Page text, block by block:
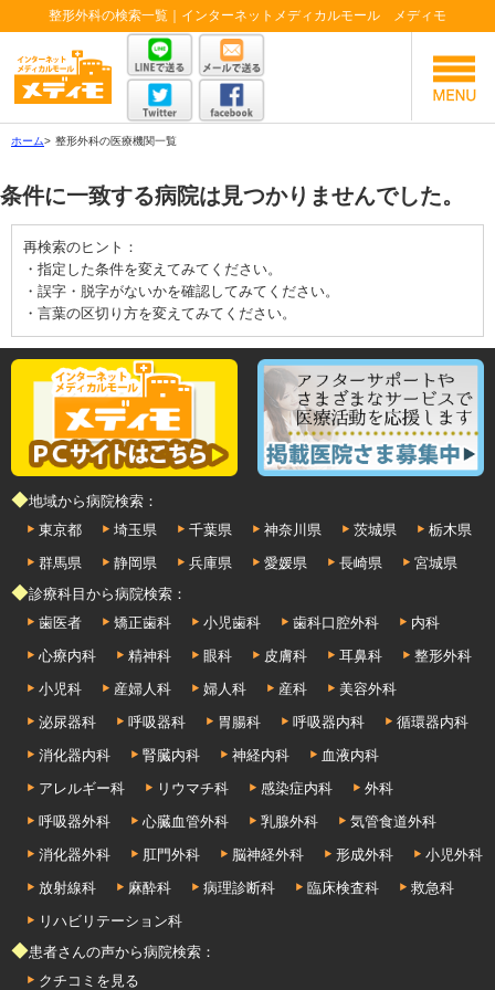
整形外科の検索一覧｜インターネットメディカルモール メディモ
ホーム> 整形外科の医療機関一覧
条件に一致する病院は見つかりませんでした。
再検索のヒント：
・指定した条件を変えてみてください。
・誤字・脱字がないかを確認してみてください。
・言葉の区切り方を変えてみてください。
◆地域から病院検索：
東京都
埼玉県 千葉県 神奈川県 茨城県
栃木県
群馬県
静岡県 兵庫県 愛媛県 長崎県
宮城県
◆診療科目から病院検索：
歯医者
矯正歯科 小児歯科 歯科口腔外科
内科
心療内科
精神科 眼科 皮膚科 耳鼻科
整形外科
小児科
産婦人科 婦人科 産科
美容外科
泌尿器科
呼吸器科 胃腸科 呼吸器内科
循環器内科
消化器内科
腎臓内科 神経内科
血液内科
アレルギー科
リウマチ科 感染症内科
外科
呼吸器外科
心臓血管外科 乳腺外科
気管食道外科
消化器外科
肛門外科 脳神経外科 形成外科
小児外科
放射線科
麻酔科 病理診断科 臨床検査科
救急科
リハビリテーション科
◆患者さんの声から病院検索：
クチコミを見る